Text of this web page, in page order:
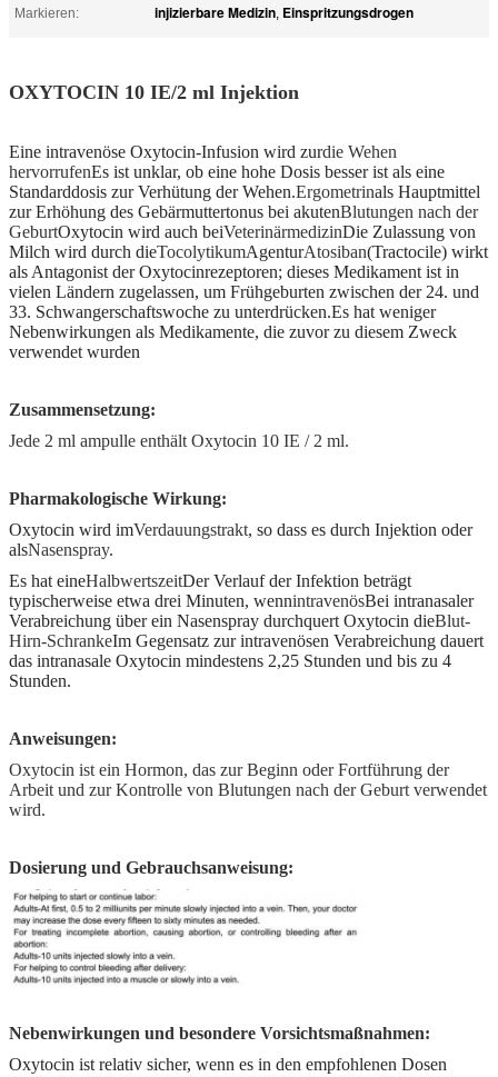
Markieren:
injizierbare Medizin, Einspritzungsdrogen
OXYTOCIN 10 IE/2 ml Injektion
Eine intravenöse Oxytocin-Infusion wird zurdie Wehen
hervorrufenEs ist unklar, ob eine hohe Dosis besser ist als eine
Standarddosis zur Verhütung der Wehen.Ergometrinals Hauptmittel
zur Erhöhung des Gebärmuttertonus bei akutenBlutungen nach der
GeburtOxytocin wird auch beiVeterinärmedizinDie Zulassung von
Milch wird durch dieTocolytikumAgenturAtosiban(Tractocile) wirkt
als Antagonist der Oxytocinrezeptoren; dieses Medikament ist in
vielen Ländern zugelassen, um Frühgeburten zwischen der 24. und
33. Schwangerschaftswoche zu unterdrücken.Es hat weniger
Nebenwirkungen als Medikamente, die zuvor zu diesem Zweck
verwendet wurden
Zusammensetzung:
Jede 2 ml ampulle enthält Oxytocin 10 IE / 2 ml.
Pharmakologische Wirkung:
Oxytocin wird imVerdauungstrakt, so dass es durch Injektion oder
alsNasenspray.
Es hat eineHalbwertszeitDer Verlauf der Infektion beträgt
typischerweise etwa drei Minuten, wennintravenösBei intranasaler
Verabreichung über ein Nasenspray durchquert Oxytocin dieBlut-
Hirn-SchrankeIm Gegensatz zur intravenösen Verabreichung dauert
das intranasale Oxytocin mindestens 2,25 Stunden und bis zu 4
Stunden.
Anweisungen:
Oxytocin ist ein Hormon, das zur Beginn oder Fortführung der
Arbeit und zur Kontrolle von Blutungen nach der Geburt verwendet
wird.
Dosierung und Gebrauchsanweisung:
Nebenwirkungen und besondere Vorsichtsmaßnahmen:
Oxytocin ist relativ sicher, wenn es in den empfohlenen Dosen